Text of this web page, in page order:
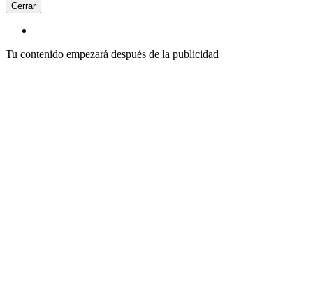
Cerrar
Tu contenido empezará después de la publicidad